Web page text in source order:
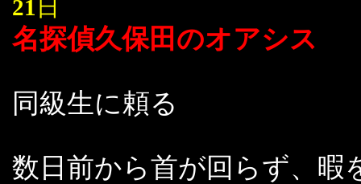
21 日
名探偵久保田のオアシス
同級生に頼る
数日前から首が回らず、暇